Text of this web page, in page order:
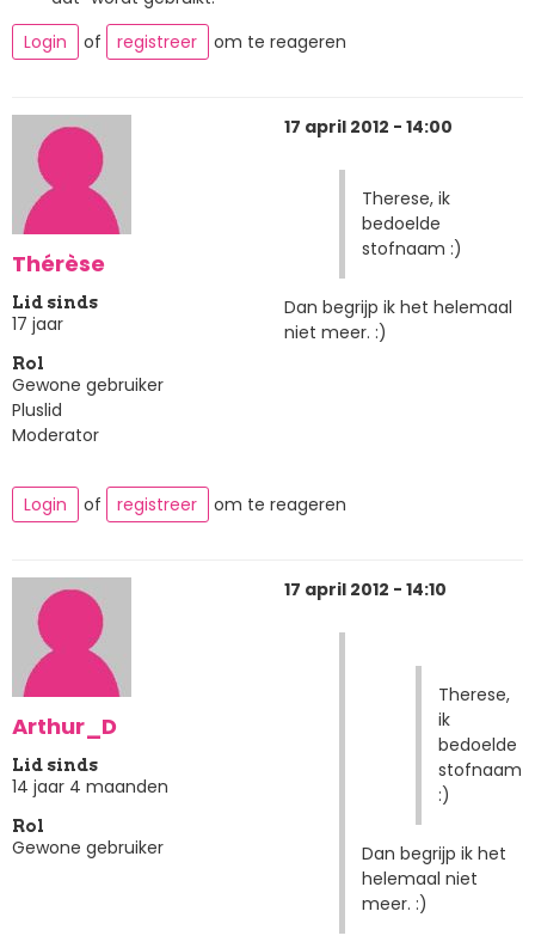
Login
of registreer om te reageren
Thérèse
Lid sinds
17 jaar
Rol
Gewone gebruiker
Pluslid
Moderator
17 april 2012 - 14:00
Therese, ik
bedoelde
stofnaam :)
Dan begrijp ik het helemaal
niet meer. :)
Login of registreer om te reageren
Arthur_D
Lid sinds
14 jaar 4 maanden
Rol
Gewone gebruiker
17 april 2012 - 14:10
Therese,
ik
bedoelde
stofnaam
:)
Dan begrijp ik het
helemaal niet
meer. :)